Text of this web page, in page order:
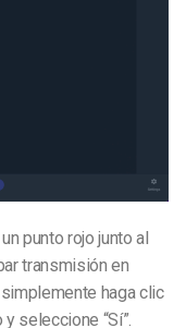
punto rojo junto al
transmisión en
haga clic
seleccione “Sí”.